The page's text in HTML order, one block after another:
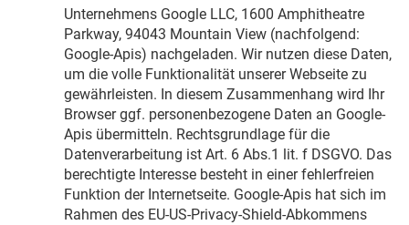
Unternehmens Google LLC, 1600 Amphitheatre
Parkway, 94043 Mountain View (nachfolgend:
Google-Apis) nachgeladen. Wir nutzen diese Daten,
um die volle Funktionalität unserer Webseite zu
gewährleisten. In diesem Zusammenhang wird Ihr
Browser ggf. personenbezogene Daten an Google-
Apis übermitteln. Rechtsgrundlage für die
Datenverarbeitung ist Art. 6 Abs.1 lit. f DSGVO. Das
berechtigte Interesse besteht in einer fehlerfreien
Funktion der Internetseite. Google-Apis hat sich im
Rahmen des EU-US-Privacy-Shield-Abkommens